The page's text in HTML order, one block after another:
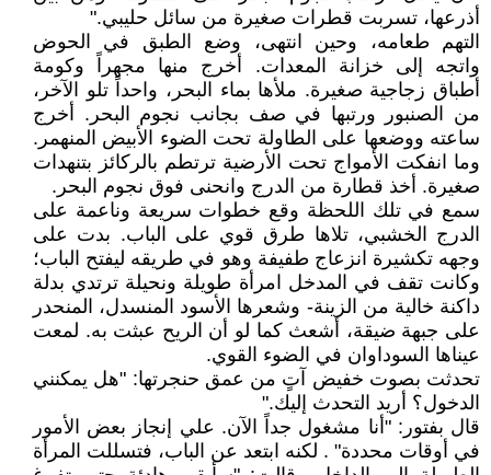
أذرعها، تسربت قطرات صغيرة من سائل حليبي."
التهم طعامه، وحين انتهى، وضع الطبق في الحوض
واتجه إلى خزانة المعدات. أخرج منها مجهراً وكومة
أطباق زجاجية صغيرة. ملأها بماء البحر، واحداً تلو الآخر،
من الصنبور ورتبها في صف بجانب نجوم البحر. أخرج
ساعته ووضعها على الطاولة تحت الضوء الأبيض المنهمر.
وما انفكت الأمواج تحت الأرضية ترتطم بالركائز بتنهدات
صغيرة. أخذ قطارة من الدرج وانحنى فوق نجوم البحر.
سمع في تلك اللحظة وقع خطوات سريعة وناعمة على
الدرج الخشبي، تلاها طرق قوي على الباب. بدت على
وجهه تكشيرة انزعاج طفيفة وهو في طريقه ليفتح الباب؛
وكانت تقف في المدخل امرأة طويلة ونحيلة ترتدي بدلة
داكنة خالية من الزينة- وشعرها الأسود المنسدل، المنحدر
على جبهة ضيقة، أشعث كما لو أن الريح عبثت به. لمعت
عيناها السوداوان في الضوء القوي.
تحدثت بصوت خفيض آتٍ من عمق حنجرتها: "هل يمكنني
الدخول؟ أريد التحدث إليك."
قال بفتور: "أنا مشغول جداً الآن. علي إنجاز بعض الأمور
في أوقات محددة" . لكنه ابتعد عن الباب، فتسللت المرأة